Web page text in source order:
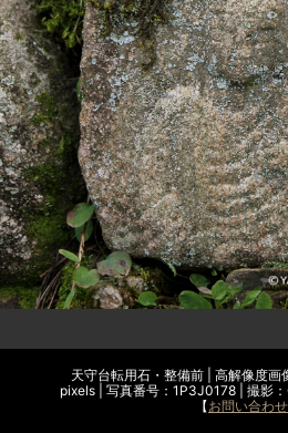
天守台転用石・整備前 | 高解像度
pixels | 写真番号：1P3J0178 | 撮影
【お問い合わせ